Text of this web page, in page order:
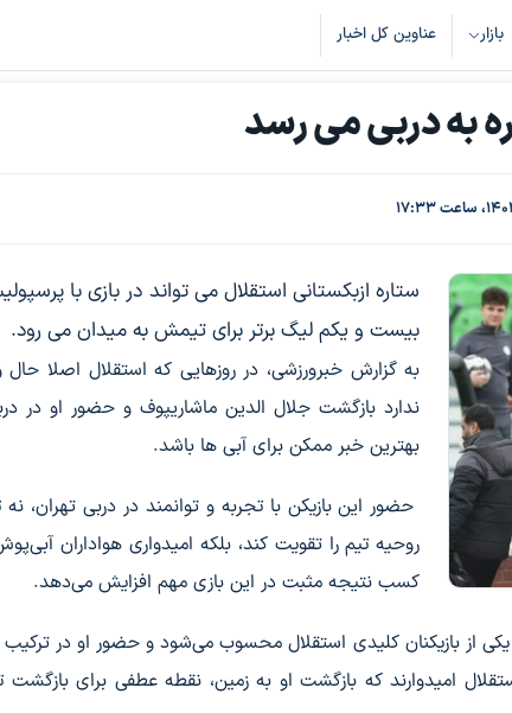
بازار عناوین کل اخبار
به دربی می رسد
ستاره ازبکستانی استقلال می تواند در بازی با
بیست و یکم لیگ برتر برای تیمش به میدان می رود.
به گزارش خبرورزشی، در روزهایی که استقلال اصلا
ندارد بازگشت جلال الدین ماشاریپوف و حضور او در
بهترین خبر ممکن برای آبی ها باشد.
حضور این بازیکن با تجربه و توانمند در دربی تهران، نه
روحیه تیم را تقویت کند، بلکه امیدواری هواداران
کسب نتیجه مثبت در این بازی مهم افزایش می‌دهد.
یکی از بازیکنان کلیدی استقلال محسوب می‌شود و حضور او در ترکیب
امیدوارند که بازگشت او به زمین، نقطه عطفی برای بازگشت